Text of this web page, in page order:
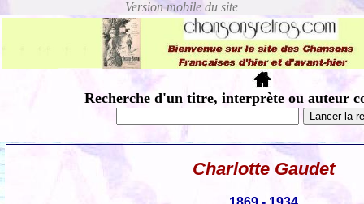
Recherche d'un titre, interprète ou auteur
Charlotte Gaudet